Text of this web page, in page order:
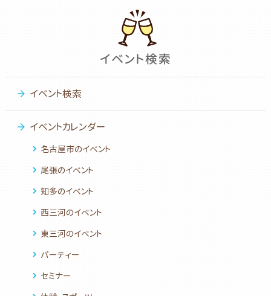
イベント検索
イベントカレンダー
名古屋市のイベント
尾張のイベント
知多のイベント
西三河のイベント
東三河のイベント
パーティー
セミナー